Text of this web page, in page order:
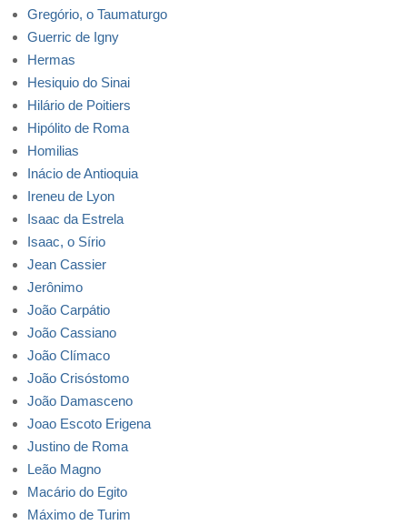
Gregório, o Taumaturgo
Guerric de Igny
Hermas
Hesiquio do Sinai
Hilário de Poitiers
Hipólito de Roma
Homilias
Inácio de Antioquia
Ireneu de Lyon
Isaac da Estrela
Isaac, o Sírio
Jean Cassier
Jerônimo
João Carpátio
João Cassiano
João Clímaco
João Crisóstomo
João Damasceno
Joao Escoto Erigena
Justino de Roma
Leão Magno
Macário do Egito
Máximo de Turim